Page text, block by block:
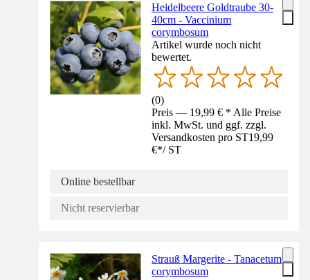
Heidelbeere Goldtraube 30-
40cm - Vaccinium
corymbosum
Artikel wurde noch nicht
bewertet.
(0)
Preis — 19,99 € * Alle Preise
inkl. MwSt. und ggf. zzgl.
Versandkosten pro ST19,99
€*/ ST
Online bestellbar
Nicht reservierbar
Strauß Margerite - Tanacetum
corymbosum